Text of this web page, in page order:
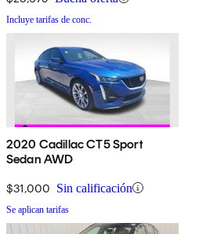
Incluye tarifas de conc.
2020 Cadillac CT5 Sport
Sedan AWD
$31,000 Sin calificación
Se aplican tarifas